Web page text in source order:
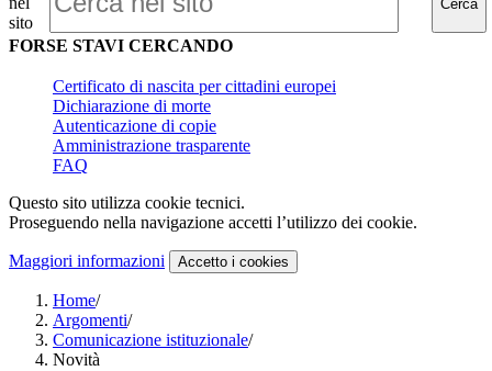
sito
Cerca
FORSE STAVI CERCANDO
Certificato di nascita per cittadini europei
Dichiarazione di morte
Autenticazione di copie
Amministrazione trasparente
FAQ
Questo sito utilizza cookie tecnici.
Proseguendo nella navigazione accetti l’utilizzo dei cookie.
Maggiori informazioni Accetto i cookies
Home/
Argomenti/
Comunicazione istituzionale/
Novità